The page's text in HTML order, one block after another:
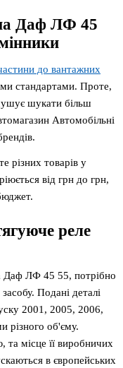
Даф ЛФ 45
до вантажних
стандартами. Проте,
шукати більш
Автомобільні
різних товарів у
від грн до грн,
реле
Даф ЛФ 45 55, потрібно
Подані деталі
2001, 2005, 2006,
різного об'єму.
та місце її виробничих
в європейських